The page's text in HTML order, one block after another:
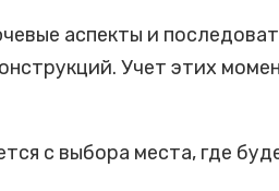
аспекты и
Учет этих
с выбора места, где